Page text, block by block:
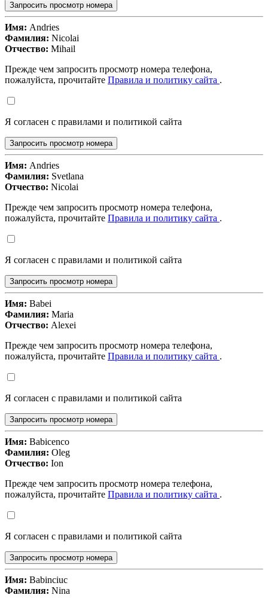
Запросить просмотр номера
Имя: Andries
Фамилия: Nicolai
Отчество: Mihail
Прежде чем запросить просмотр номера телефона,
пожалуйста, прочитайте Правила и политику сайта .
Я согласен с правилами и политикой сайта
Запросить просмотр номера
Имя: Andries
Фамилия: Svetlana
Отчество: Nicolai
Прежде чем запросить просмотр номера телефона,
пожалуйста, прочитайте Правила и политику сайта .
Я согласен с правилами и политикой сайта
Запросить просмотр номера
Имя: Babei
Фамилия: Maria
Отчество: Alexei
Прежде чем запросить просмотр номера телефона,
пожалуйста, прочитайте Правила и политику сайта .
Я согласен с правилами и политикой сайта
Запросить просмотр номера
Имя: Babicenco
Фамилия: Oleg
Отчество: Ion
Прежде чем запросить просмотр номера телефона,
пожалуйста, прочитайте Правила и политику сайта .
Я согласен с правилами и политикой сайта
Запросить просмотр номера
Имя: Babinciuc
Фамилия: Nina